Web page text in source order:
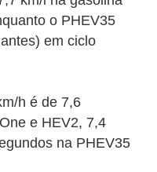
o PHEV35
em ciclo
h é de 7,6
e HEV2, 7,4
na PHEV35